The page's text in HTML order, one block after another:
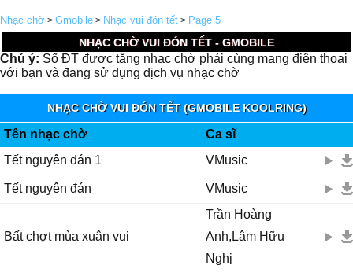
Nhạc chờ > Gmobile > Nhạc vui đón tết > Page 5
NHẠC CHỜ VUI ĐÓN TẾT - GMOBILE
Chú ý: Số ĐT được tặng nhạc chờ phải cùng mạng điện thoại
với bạn và đang sử dụng dịch vụ nhạc chờ
NHẠC CHỜ VUI ĐÓN TẾT (GMOBILE KOOLRING)
Tên nhạc chờ
Ca sĩ
Tết nguyên đán 1
VMusic
Tết nguyên đán VMusic
Bất chợt mùa xuân vui
Trần Hoàng
Anh,Lâm Hữu
Nghị